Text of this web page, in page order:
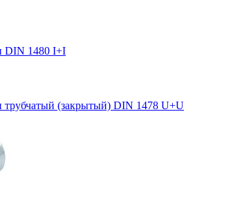
DIN 1480 I+I
трубчатый (закрытый) DIN 1478 U+U